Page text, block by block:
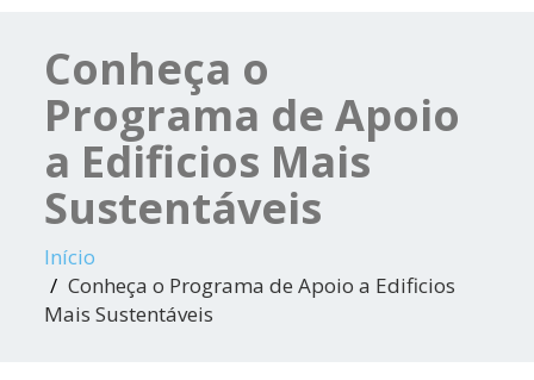
Conheça o
Programa de Apoio
a Edificios Mais
Sustentáveis
Início
Conheça o Programa de Apoio a Edificios
Mais Sustentáveis